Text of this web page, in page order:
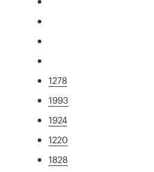
1278
1993
1924
1220
1828